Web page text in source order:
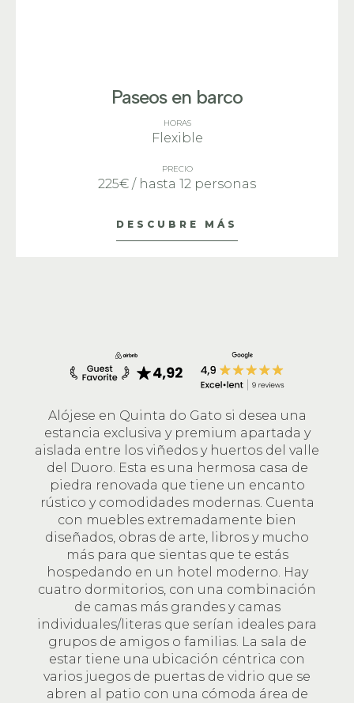
Paseos en barco
HORAS
Flexible
PRECIO
225€ / hasta 12 personas
DESCUBRE MÁS
Alójese en Quinta do Gato si desea una
estancia exclusiva y premium apartada y
aislada entre los viñedos y huertos del valle
del Duoro. Esta es una hermosa casa de
piedra renovada que tiene un encanto
rústico y comodidades modernas. Cuenta
con muebles extremadamente bien
diseñados, obras de arte, libros y mucho
más para que sientas que te estás
hospedando en un hotel moderno. Hay
cuatro dormitorios, con una combinación
de camas más grandes y camas
individuales/literas que serían ideales para
grupos de amigos o familias. La sala de
estar tiene una ubicación céntrica con
varios juegos de puertas de vidrio que se
abren al patio con una cómoda área de